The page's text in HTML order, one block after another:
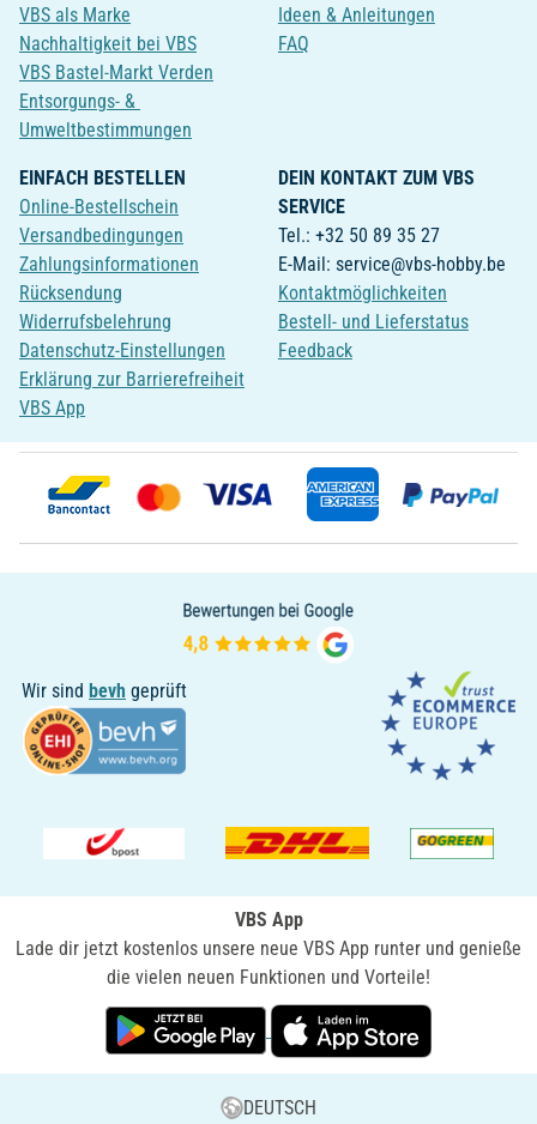
VBS als Marke
Nachhaltigkeit bei VBS
VBS Bastel-Markt Verden
Entsorgungs- &
Umweltbestimmungen
Ideen & Anleitungen
FAQ
EINFACH BESTELLEN
Online-Bestellschein
Versandbedingungen
Zahlungsinformationen
Rücksendung
Widerrufsbelehrung
Datenschutz-Einstellungen
Erklärung zur Barrierefreiheit
VBS App
DEIN KONTAKT ZUM VBS
SERVICE
Tel.: +32 50 89 35 27
E-Mail: service@vbs-hobby.be
Kontaktmöglichkeiten
Bestell- und Lieferstatus
Feedback
Wir sind bevh geprüft
VBS App
Lade dir jetzt kostenlos unsere neue VBS App runter und genieße
die vielen neuen Funktionen und Vorteile!
DEUTSCH